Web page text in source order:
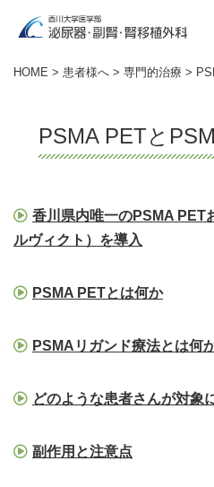
HOME > 患者様へ > 専門的治療 >
PSMA PETと
香川県内唯一のPSMA PET
ルヴィクト）を導入
PSMA PETとは何か
PSMAリガンド療法とは何
どのような患者さんが対象
副作用と注意点